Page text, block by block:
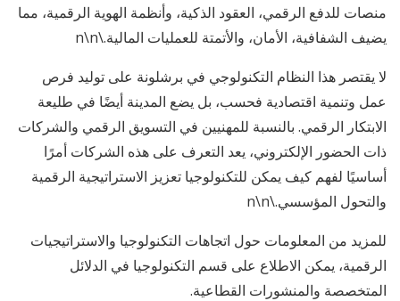
منصات للدفع الرقمي، العقود الذكية، وأنظمة الهوية الرقمية، مما
يضيف الشفافية، الأمان، والأتمتة للعمليات المالية.\n\n
لا يقتصر هذا النظام التكنولوجي في برشلونة على توليد فرص
عمل وتنمية اقتصادية فحسب، بل يضع المدينة أيضًا في طليعة
الابتكار الرقمي. بالنسبة للمهنيين في التسويق الرقمي والشركات
ذات الحضور الإلكتروني، يعد التعرف على هذه الشركات أمرًا
أساسيًا لفهم كيف يمكن للتكنولوجيا تعزيز الاستراتيجية الرقمية
والتحول المؤسسي.\n\n
للمزيد من المعلومات حول اتجاهات التكنولوجيا والاستراتيجيات
الرقمية، يمكن الاطلاع على قسم التكنولوجيا في الدلائل
المتخصصة والمنشورات القطاعية.